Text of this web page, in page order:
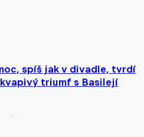
spíš jak v divadle, tvrdí
triumf s Basilejí